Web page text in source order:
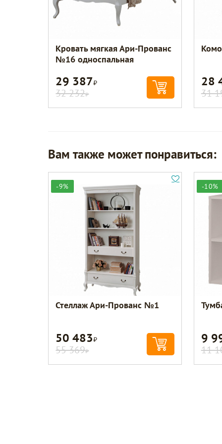
Кровать мягкая Ари-Прованс
№16 односпальная
29 387Р
32 232Р
28
31
Вам также может понравиться:
-9%
Стеллаж Ари-Прованс №1
50 483Р
55 369Р
-10%
9
11